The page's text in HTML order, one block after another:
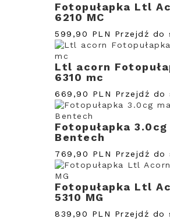
Fotopułapka Ltl
6210 MC
599,90 PLN Przejdź do
Ltl acorn
6310 mc
669,90 PLN Przejdź do
Fotopułapka
Bentech
769,90 PLN Przejdź do
Fotopułapka Ltl
5310 MG
839,90 PLN Przejdź do